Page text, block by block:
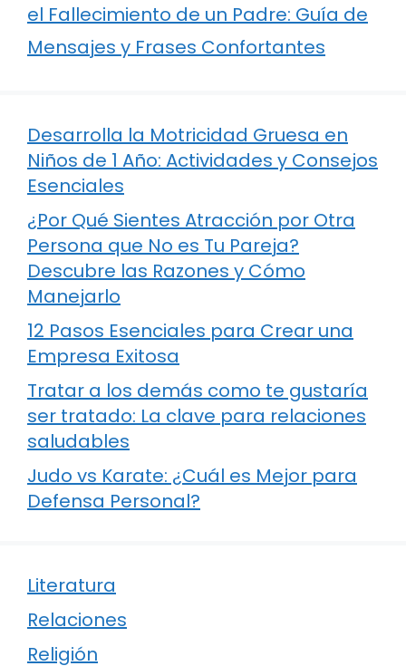
el Fallecimiento de un Padre: Guía de
Mensajes y Frases Confortantes
Desarrolla la Motricidad Gruesa en
Niños de 1 Año: Actividades y Consejos
Esenciales
¿Por Qué Sientes Atracción por Otra
Persona que No es Tu Pareja?
Descubre las Razones y Cómo
Manejarlo
12 Pasos Esenciales para Crear una
Empresa Exitosa
Tratar a los demás como te gustaría
ser tratado: La clave para relaciones
saludables
Judo vs Karate: ¿Cuál es Mejor para
Defensa Personal?
Literatura
Relaciones
Religión